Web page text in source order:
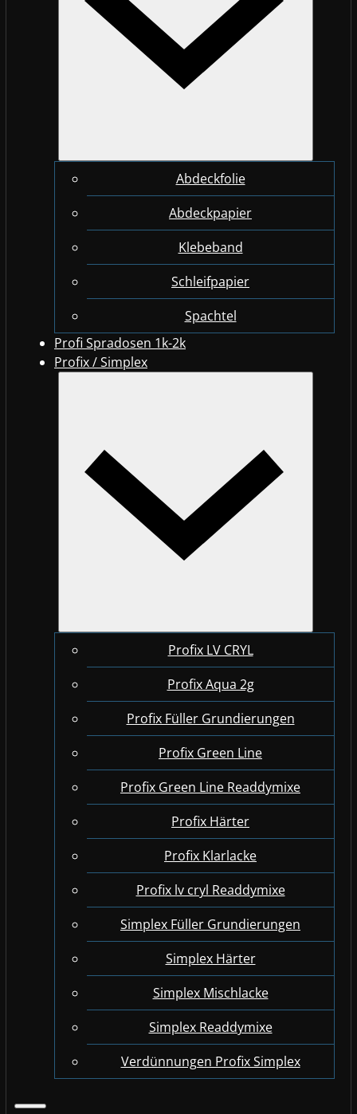
Abdeckfolie
Abdeckpapier
Klebeband
Schleifpapier
Spachtel
Profi Spradosen 1k-2k
Profix / Simplex
Profix LV CRYL
Profix Aqua 2g
Profix Füller Grundierungen
Profix Green Line
Profix Green Line Readdymixe
Profix Härter
Profix Klarlacke
Profix lv cryl Readdymixe
Simplex Füller Grundierungen
Simplex Härter
Simplex Mischlacke
Simplex Readdymixe
Verdünnungen Profix Simplex